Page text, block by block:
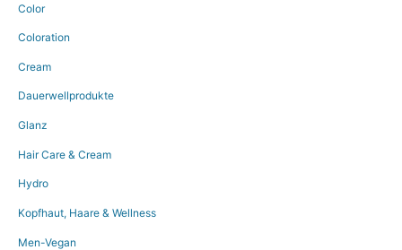
Color
Coloration
Cream
Dauerwellprodukte
Glanz
Hair Care & Cream
Hydro
Kopfhaut, Haare & Wellness
Men-Vegan